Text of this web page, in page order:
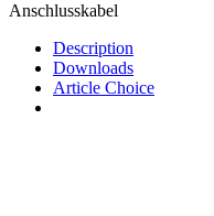
Anschlusskabel
Description
Downloads
Article Choice